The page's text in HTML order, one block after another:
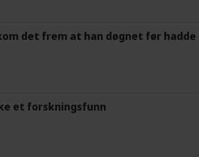
det frem at han døgnet før hadde
et forskningsfunn